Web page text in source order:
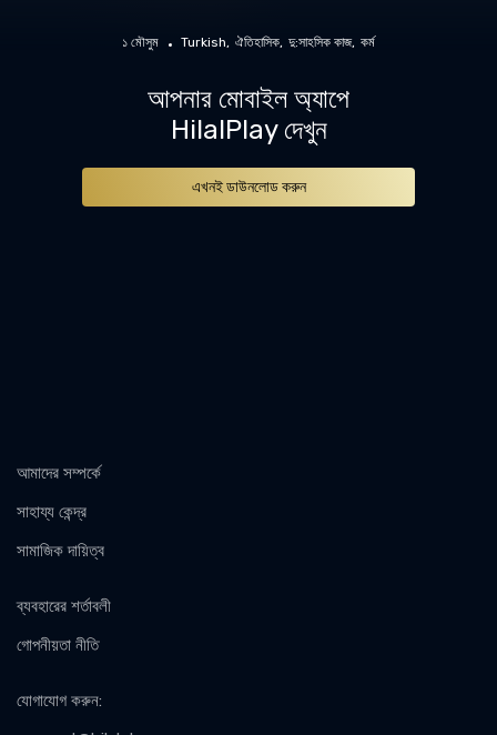
১ মৌসুম Turkish ঐতিহাসিক দু:সাহসিক কাজ কর্ম
আপনার মোবাইল অ্যাপে
HilalPlay দেখুন
এখনই ডাউনলোড করুন
আমাদের সম্পর্কে
সাহায্য কেন্দ্র
সামাজিক দায়িত্ব
ব্যবহারের শর্তাবলী
গোপনীয়তা নীতি
যোগাযোগ করুন: